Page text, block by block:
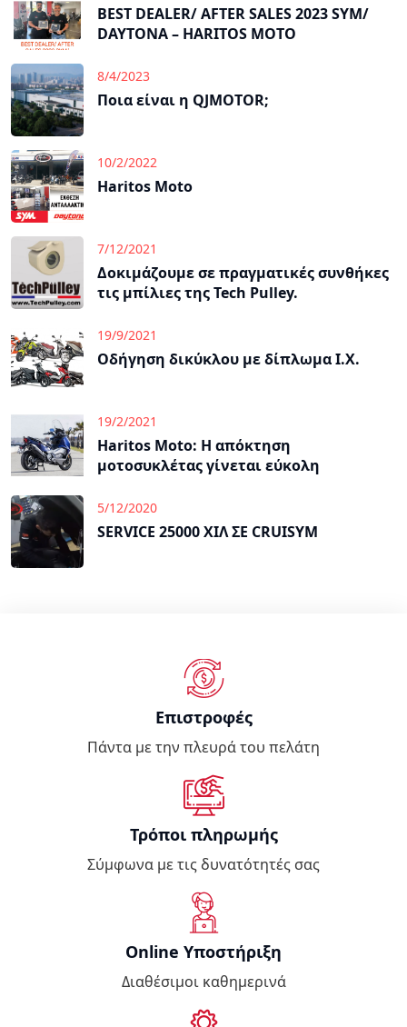
BEST DEALER/ AFTER SALES 2023 SYM/
DAYTONA – HARITOS MOTO
8/4/2023
Ποια είναι η QJMOTOR;
10/2/2022
Haritos Moto
7/12/2021
Δοκιμάζουμε σε πραγματικές συνθήκες
τις μπίλιες της Tech Pulley.
19/9/2021
Οδήγηση δικύκλου με δίπλωμα Ι.Χ.
19/2/2021
Haritos Moto: Η απόκτηση
μοτοσυκλέτας γίνεται εύκολη
5/12/2020
SERVICE 25000 ΧΙΛ ΣΕ CRUISYM
Επιστροφές
Πάντα με την πλευρά του πελάτη
Τρόποι πληρωμής
Σύμφωνα με τις δυνατότητές σας
Online Υποστήριξη
Διαθέσιμοι καθημερινά